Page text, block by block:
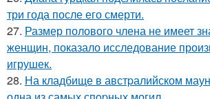
три года после его смерти.
27. Размер полового члена не имеет
женщин, показало исследование
игрушек.
28. На кладбище в австpалийском